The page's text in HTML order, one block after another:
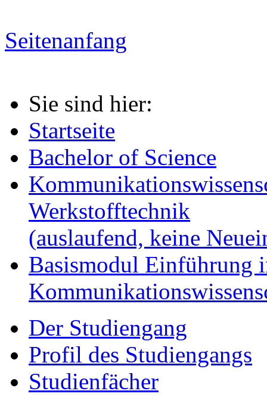
Seitenanfang
Sie sind hier:
Startseite
Bachelor of Science
Werkstofftechnik
(auslaufend, keine
Basismodul Einführung
Der Studiengang
Profil des Studiengangs
Studienfächer